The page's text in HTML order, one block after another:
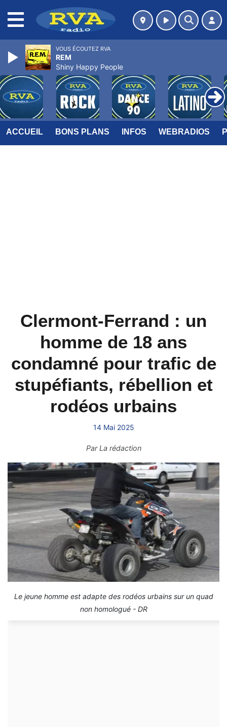
ACCUEIL BONS PLANS INFOS WEBRADIOS
Clermont-Ferrand : un
homme de 18 ans
condamné pour trafic de
stupéfiants, rébellion et
rodéos urbains
14 Mai 2025
ParLa rédaction
Le jeune homme est adapte des rodéos urbains sur un quad
non homologué - DR
VOUS ÉCOUTEZ RVA
REM
Shiny Happy People